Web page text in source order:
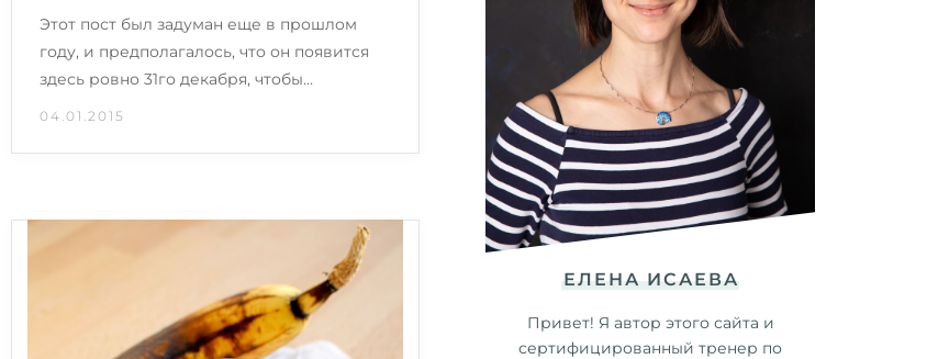
Этот пост был задуман еще в прошлом
году, и предполагалось, что он появится
здесь ровно 31го декабря, чтобы…
04.01.2015
ЕЛЕНА ИСАЕВА
Привет! Я автор этого сайта и
сертифицированный тренер по